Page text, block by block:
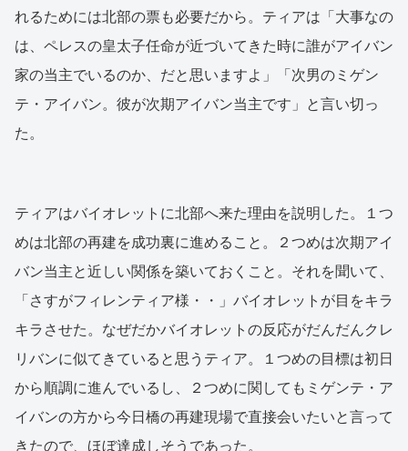
れるためには北部の票も必要だから。ティアは「大事なの
は、ペレスの皇太子任命が近づいてきた時に誰がアイバン
家の当主でいるのか、だと思いますよ」「次男のミゲン
テ・アイバン。彼が次期アイバン当主です」と言い切っ
た。
ティアはバイオレットに北部へ来た理由を説明した。１つ
めは北部の再建を成功裏に進めること。２つめは次期アイ
バン当主と近しい関係を築いておくこと。それを聞いて、
「さすがフィレンティア様・・」バイオレットが目をキラ
キラさせた。なぜだかバイオレットの反応がだんだんクレ
リバンに似てきていると思うティア。１つめの目標は初日
から順調に進んでいるし、２つめに関してもミゲンテ・ア
イバンの方から今日橋の再建現場で直接会いたいと言って
きたので、ほぼ達成しそうであった。